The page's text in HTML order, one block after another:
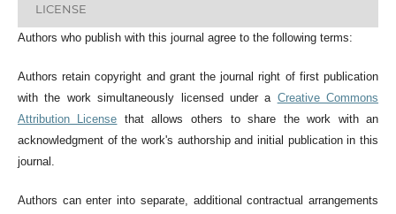
LICENSE
Authors who publish with this journal agree to the following terms:
Authors retain copyright and grant the journal right of first publication
with the work simultaneously licensed under a Creative Commons
Attribution License that allows others to share the work with an
acknowledgment of the work's authorship and initial publication in this
journal.
Authors can enter into separate, additional contractual arrangements